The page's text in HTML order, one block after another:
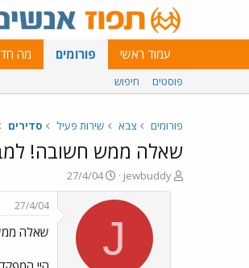
עמוד ראשי פורומים מה
פוסטים חיפוש
פורומים צבא שירות פעיל סדירים
שאלה ממש חשובה!
פ
ו
jewbuddy
פ
ו
ר
ב
27/4/04
J
27/4/04
שאלה